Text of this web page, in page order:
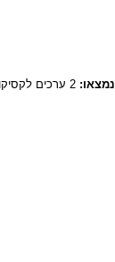
נמצאו: